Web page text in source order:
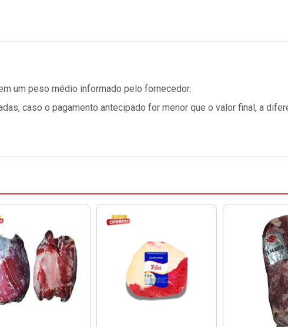
um peso médio informado pelo fornecedor.
caso o pagamento antecipado for menor que o valor final, a